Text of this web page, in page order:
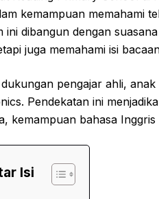
kemampuan memahami
ini dibangun dengan
juga memahami isi
pengajar ahli,
Pendekatan ini
kemampuan bahasa
Isi